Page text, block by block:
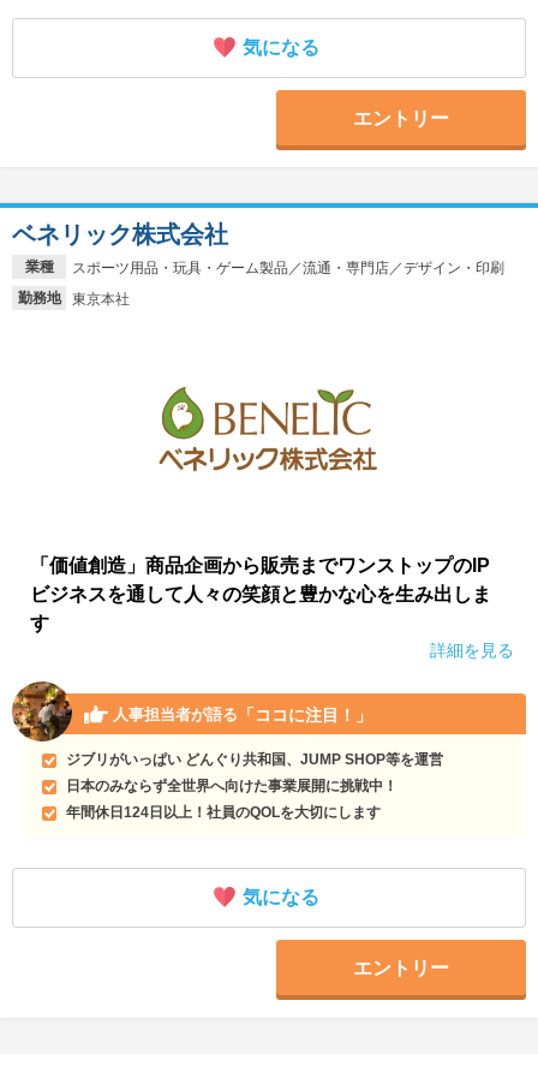
気になる
エントリー
業種
スポーツ用品・玩具・ゲーム製品／流通・専門店／デザイン・印刷
勤務地
東京本社
ベネリック株式会社
「価値創造」商品企画から販売までワンストップのIP
ビジネスを通して人々の笑顔と豊かな心を生み出しま
す
詳細を見る
人事担当者が語る 「ココに注目！」
ジブリがいっぱい どんぐり共和国、JUMP SHOP等を運営
日本のみならず全世界へ向けた事業展開に挑戦中！
年間休日124日以上！社員のQOLを大切にします
気になる
エントリー